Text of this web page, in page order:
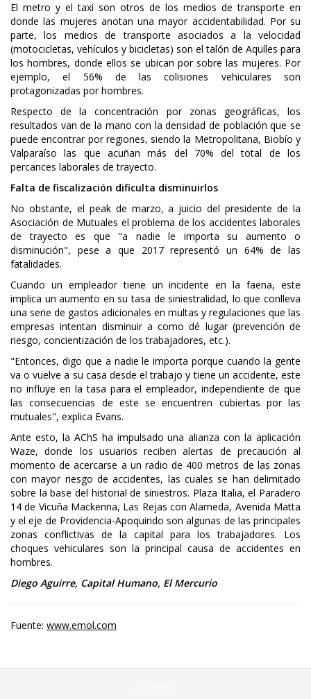
El metro y el taxi son otros de los medios de transporte en
donde las mujeres anotan una mayor accidentabilidad. Por su
parte, los medios de transporte asociados a la velocidad
(motocicletas, vehículos y bicicletas) son el talón de Aquíles para
los hombres, donde ellos se ubican por sobre las mujeres. Por
ejemplo, el 56% de las colisiones vehiculares son
protagonizadas por hombres.
Respecto de la concentración por zonas geográficas, los
resultados van de la mano con la densidad de población que se
puede encontrar por regiones, siendo la Metropolitana, Biobío y
Valparaíso las que acuñan más del 70% del total de los
percances laborales de trayecto.
Falta de fiscalización dificulta disminuirlos
No obstante, el peak de marzo, a juicio del presidente de la
Asociación de Mutuales el problema de los accidentes laborales
de trayecto es que "a nadie le importa su aumento o
disminución", pese a que 2017 representó un 64% de las
fatalidades.
Cuando un empleador tiene un incidente en la faena, este
implica un aumento en su tasa de siniestralidad, lo que conlleva
una serie de gastos adicionales en multas y regulaciones que las
empresas intentan disminuir a como dé lugar (prevención de
riesgo, concientización de los trabajadores, etc.).
"Entonces, digo que a nadie le importa porque cuando la gente
va o vuelve a su casa desde el trabajo y tiene un accidente, este
no influye en la tasa para el empleador, independiente de que
las consecuencias de este se encuentren cubiertas por las
mutuales", explica Evans.
Ante esto, la AChS ha impulsado una alianza con la aplicación
Waze, donde los usuarios reciben alertas de precaución al
momento de acercarse a un radio de 400 metros de las zonas
con mayor riesgo de accidentes, las cuales se han delimitado
sobre la base del historial de siniestros. Plaza Italia, el Paradero
14 de Vicuña Mackenna, Las Rejas con Alameda, Avenida Matta
y el eje de Providencia-Apoquindo son algunas de las principales
zonas conflictivas de la capital para los trabajadores. Los
choques vehiculares son la principal causa de accidentes en
hombres.
Diego Aguirre, Capital Humano, El Mercurio
Fuente: www.emol.com